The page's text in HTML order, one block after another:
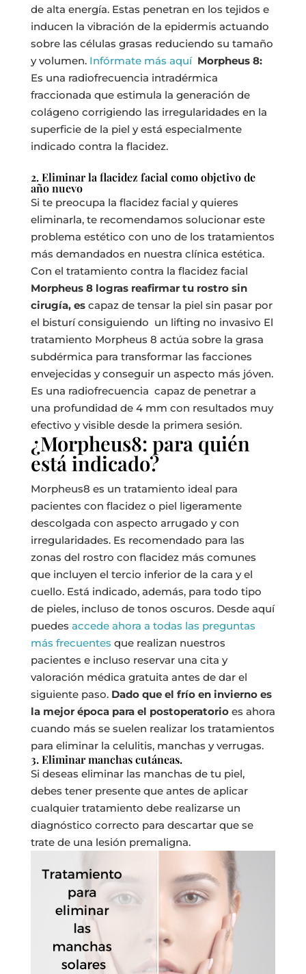
de alta energía. Estas penetran en los tejidos e
inducen la vibración de la epidermis actuando
sobre las células grasas reduciendo su tamaño
y volumen. Infórmate más aquí Morpheus 8:
Es una radiofrecuencia intradérmica
fraccionada que estimula la generación de
colágeno corrigiendo las irregularidades en la
superficie de la piel y está especialmente
indicado contra la flacidez.
2. Eliminar la flacidez facial como objetivo de
año nuevo
Si te preocupa la flacidez facial y quieres
eliminarla, te recomendamos solucionar este
problema estético con uno de los tratamientos
más demandados en nuestra clínica estética.
Con el tratamiento contra la flacidez facial
Morpheus 8logras reafirmar tu rostro sin
cirugía, escapaz de tensar la piel sin pasar por
el bisturí consiguiendo un lifting no invasivo El
tratamiento Morpheus 8 actúa sobre la grasa
subdérmica para transformar las facciones
envejecidas y conseguir un aspecto más jóven.
Es una radiofrecuencia capaz de penetrar a
una profundidad de 4 mm con resultados muy
efectivo y visible desde la primera sesión.
¿Morpheus8: para quién
está indicado?
Morpheus8 es un tratamiento ideal para
pacientes con flacidez o piel ligeramente
descolgada con aspecto arrugado y con
irregularidades. Es recomendado para las
zonas del rostro con flacidez más comunes
que incluyen el tercio inferior de la cara y el
cuello. Está indicado, además, para todo tipo
de pieles, incluso de tonos oscuros. Desde aquí
puedes accede ahora a todas las preguntas
más frecuentes que realizan nuestros
pacientes e incluso reservar una cita y
valoración médica gratuita antes de dar el
siguiente paso. Dado que el frío en invierno es
la mejor época para el postoperatorio es ahora
cuando más se suelen realizar los tratamientos
para eliminar la celulitis, manchas y verrugas.
3. Eliminar manchas cutáneas.
Si deseas eliminar las manchas de tu piel,
debes tener presente que antes de aplicar
cualquier tratamiento debe realizarse un
diagnóstico correcto para descartar que se
trate de una lesión premaligna.